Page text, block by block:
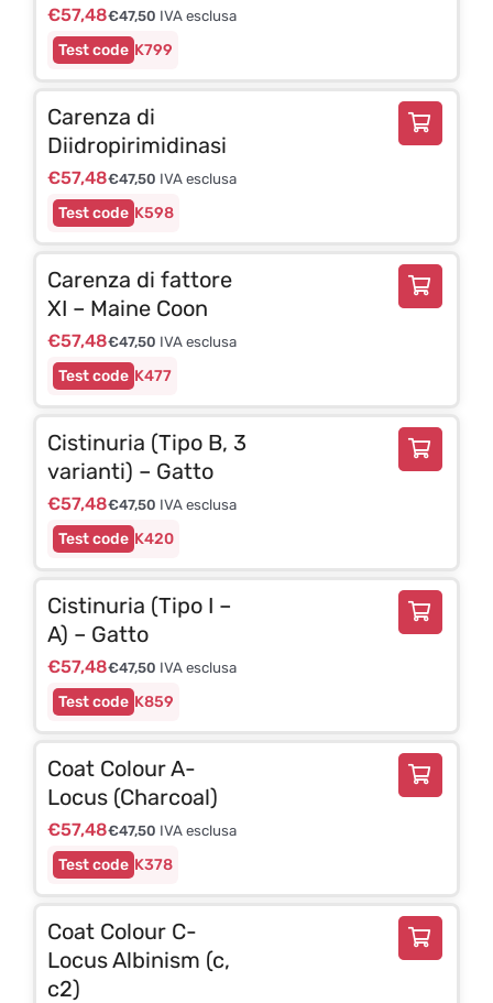
K799
€57,48€47,50 IVA esclusa
K598
Carenza di
Diidropirimidinasi
€57,48€47,50 IVA esclusa
K477
Carenza di fattore
XI – Maine Coon
€57,48€47,50 IVA esclusa
K420
Cistinuria (Tipo B, 3
varianti) – Gatto
€57,48€47,50 IVA esclusa
K859
Cistinuria (Tipo I –
A) – Gatto
€57,48€47,50 IVA esclusa
K378
Coat Colour A-
Locus (Charcoal)
€57,48€47,50 IVA esclusa
Coat Colour C-
Locus Albinism (c,
c2)